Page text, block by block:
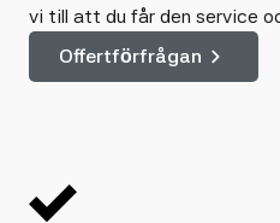
vi till att du får den service
Offertförfrågan